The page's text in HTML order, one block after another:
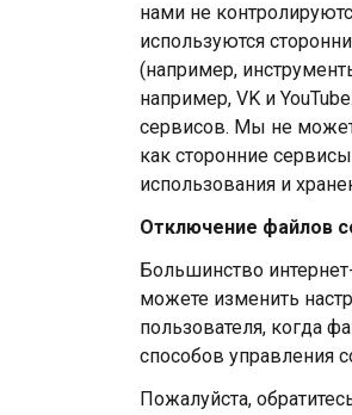
нами не
используются
(например,
например, VK и
сервисов. Мы не
как сторонние
использования и
Отключение файлов
Большинство
можете изменить
пользователя, когда
способов управления
Пожалуйста,